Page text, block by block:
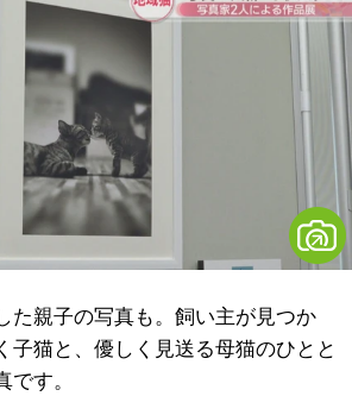
親子の写真も。飼い主が見つか
子猫と、優しく見送る母猫のひとと
です。